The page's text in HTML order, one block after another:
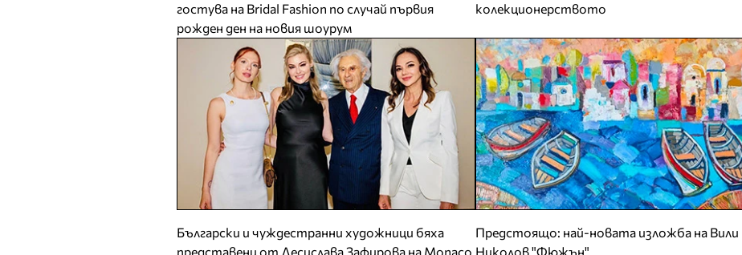
гостува на Bridal Fashion по случай първия
рожден ден на новия шоурум
колекционерството
Български и чуждестранни художници бяха
представени от Десислава Зафирова на Monaco
Предстоящо: най-новата изложба на Вили
Николов "Фюжън"